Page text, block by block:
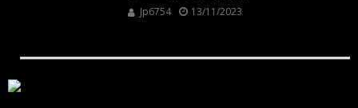
Jp6754 13/11/2023